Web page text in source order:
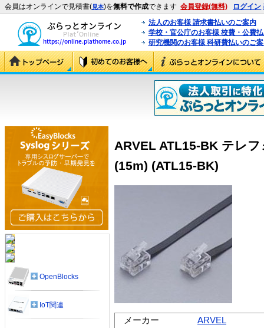
会員はオンラインで見積書(見本)を無料で作成できます 会員登録(無料) ログイン
法人のお客様 請求書払いのご案内
学校・官公庁のお客様 校費・公費
研究機関のお客様 科研費払いのご
ARVEL ATL15-BK テレ
(15m) (ATL15-BK)
メーカー
ARVEL
OpenBlocks
IoT関連